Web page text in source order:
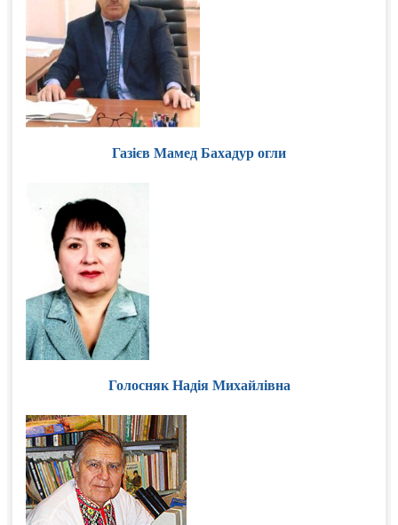
Газієв Мамед Бахадур огли
Голосняк Надія Михайлівна